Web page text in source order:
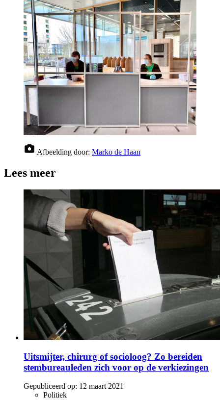
Afbeelding door: Marko de Haan
Lees meer
Uitsmijter, chirurg of socioloog? Zo bereiden
stembureauleden zich voor op de verkiezingen
Gepubliceerd op: 12 maart 2021
Politiek